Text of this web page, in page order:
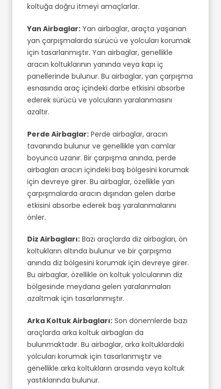
koltuğa doğru itmeyi amaçlarlar.
Yan Airbaglar: Yan airbaglar, araçta yaşanan
yan çarpışmalarda sürücü ve yolcuları korumak
için tasarlanmıştır. Yan airbaglar, genellikle
aracın koltuklarının yanında veya kapı iç
panellerinde bulunur. Bu airbaglar, yan çarpışma
esnasında araç içindeki darbe etkisini absorbe
ederek sürücü ve yolcuların yaralanmasını
azaltır.
Perde Airbaglar: Perde airbaglar, aracın
tavanında bulunur ve genellikle yan camlar
boyunca uzanır. Bir çarpışma anında, perde
airbagları aracın içindeki baş bölgesini korumak
için devreye girer. Bu airbaglar, özellikle yan
çarpışmalarda aracın dışından gelen darbe
etkisini absorbe ederek baş yaralanmalarını
önler.
Diz Airbagları: Bazı araçlarda diz airbagları, ön
koltukların altında bulunur ve bir çarpışma
anında diz bölgesini korumak için devreye girer.
Bu airbaglar, özellikle ön koltuk yolcularının diz
bölgesinde meydana gelen yaralanmaları
azaltmak için tasarlanmıştır.
Arka Koltuk Airbagları: Son dönemlerde bazı
araçlarda arka koltuk airbagları da
bulunmaktadır. Bu airbaglar, arka koltuklardaki
yolcuları korumak için tasarlanmıştır ve
genellikle arka koltukların arasında veya koltuk
yastıklarında bulunur.